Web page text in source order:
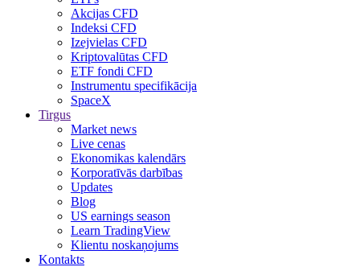
Akcijas CFD
Indeksi CFD
Izejvielas CFD
Kriptovalūtas CFD
ETF fondi CFD
Instrumentu specifikācija
SpaceX
Tirgus
Market news
Live cenas
Ekonomikas kalendārs
Korporatīvās darbības
Updates
Blog
US earnings season
Learn TradingView
Klientu noskaņojums
Kontakts